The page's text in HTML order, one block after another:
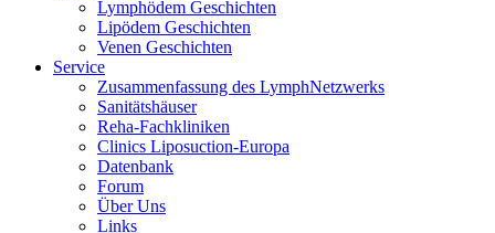
Lymphödem Geschichten
Lipödem Geschichten
Venen Geschichten
Service
Zusammenfassung des LymphNetzwerks
Sanitätshäuser
Reha-Fachkliniken
Clinics Liposuction-Europa
Datenbank
Forum
Über Uns
Links